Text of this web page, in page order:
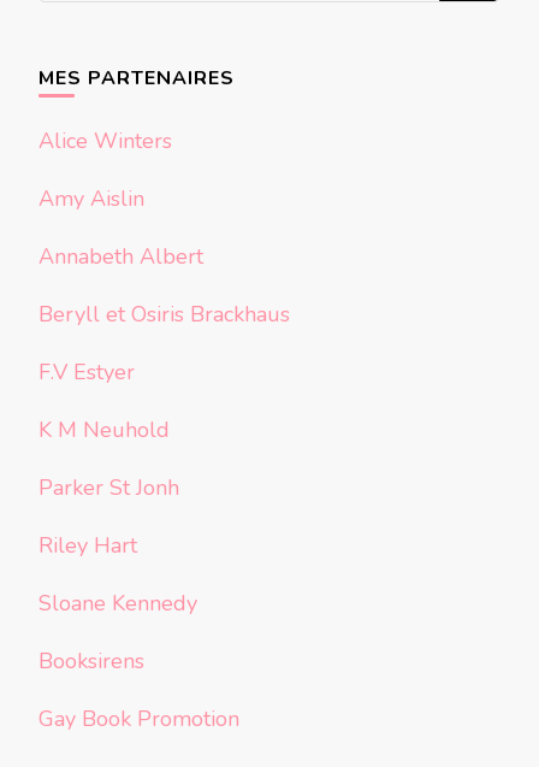
MES PARTENAIRES
Alice Winters
Amy Aislin
Annabeth Albert
Beryll et Osiris Brackhaus
F.V Estyer
K M Neuhold
Parker St Jonh
Riley Hart
Sloane Kennedy
Booksirens
Gay Book Promotion